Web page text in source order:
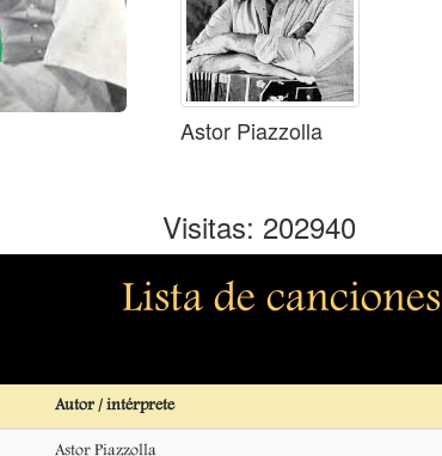
Astor Piazzolla
Visitas: 202940
Lista de canciones
Autor / intérprete
Astor Piazzolla